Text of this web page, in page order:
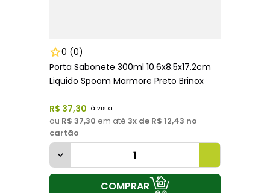
0 (0)
Porta Sabonete 300ml 10.6x8.5x17.2cm
Liquido Spoom Marmore Preto Brinox
R$ 37,30
ou R$ 37,30 em até 3x de R$ 12,43 no
cartão
COMPRAR